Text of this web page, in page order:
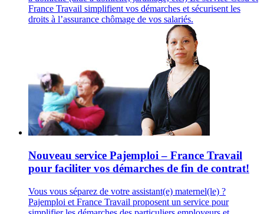
France Travail simplifient vos démarches et sécurisent les
droits à l’assurance chômage de vos salariés.
Nouveau service Pajemploi – France Travail
pour faciliter vos démarches de fin de contrat!
Vous vous séparez de votre assistant(e) maternel(le) ?
Pajemploi et France Travail proposent un service pour